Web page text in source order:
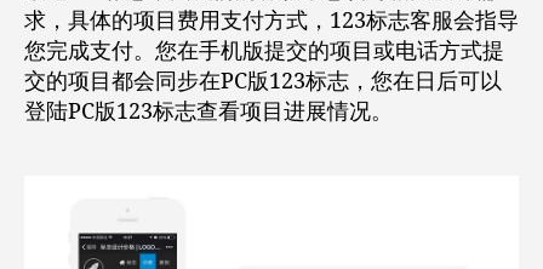
求，具体的项目费用支付方式，123标志客服会指导
您完成支付。您在手机版提交的项目或电话方式提
交的项目都会同步在PC版123标志，您在日后可以
登陆PC版123标志查看项目进展情况。